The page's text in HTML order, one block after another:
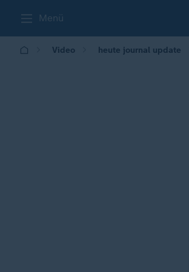
Menü
Video heute journal update